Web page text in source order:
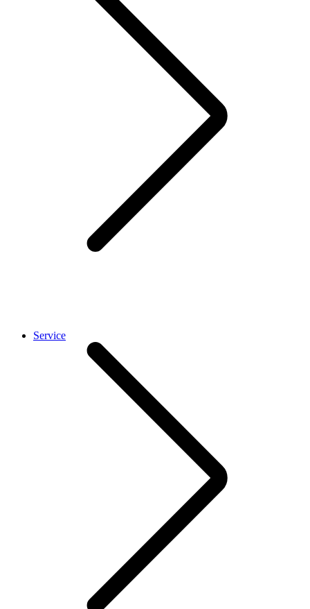
Service